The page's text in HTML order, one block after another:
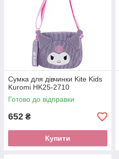
Сумка для дівчинки Kite Kids
Kuromi HK25-2710
Готово до відправки
652 ₴
Купити